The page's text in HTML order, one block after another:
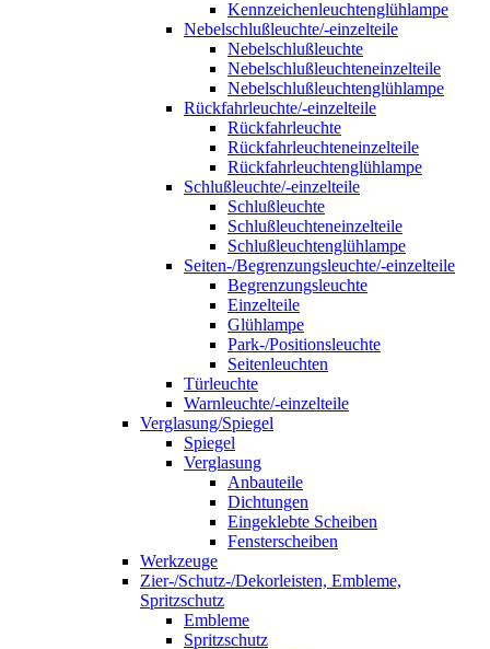
Kennzeichenleuchtenglühlampe
Nebelschlußleuchte/-einzelteile
Nebelschlußleuchte
Nebelschlußleuchteneinzelteile
Nebelschlußleuchtenglühlampe
Rückfahrleuchte/-einzelteile
Rückfahrleuchte
Rückfahrleuchteneinzelteile
Rückfahrleuchtenglühlampe
Schlußleuchte/-einzelteile
Schlußleuchte
Schlußleuchteneinzelteile
Schlußleuchtenglühlampe
Seiten-/Begrenzungsleuchte/-einzelteile
Begrenzungsleuchte
Einzelteile
Glühlampe
Park-/Positionsleuchte
Seitenleuchten
Türleuchte
Warnleuchte/-einzelteile
Verglasung/Spiegel
Spiegel
Verglasung
Anbauteile
Dichtungen
Eingeklebte Scheiben
Fensterscheiben
Werkzeuge
Zier-/Schutz-/Dekorleisten, Embleme,
Spritzschutz
Embleme
Spritzschutz